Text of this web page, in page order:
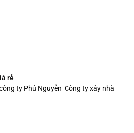
rẻ
ty Phú Nguyễn Công ty xây nhà